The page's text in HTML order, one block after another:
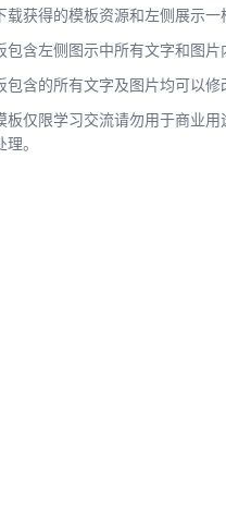
载获得的模板资源和左侧展示一
包含左侧图示中所有文字和图片
包含的所有文字及图片均可以修
板仅限学习交流请勿用于商业
理。